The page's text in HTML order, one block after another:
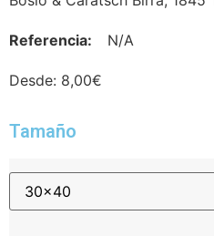
Referencia: N/A
Desde: 8,00€
Tamaño